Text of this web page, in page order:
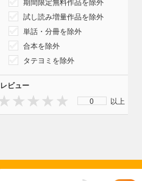
試し読み増量作品を除外
単話・分冊を除外
合本を除外
タテヨミを除外
レビュー
0 以上